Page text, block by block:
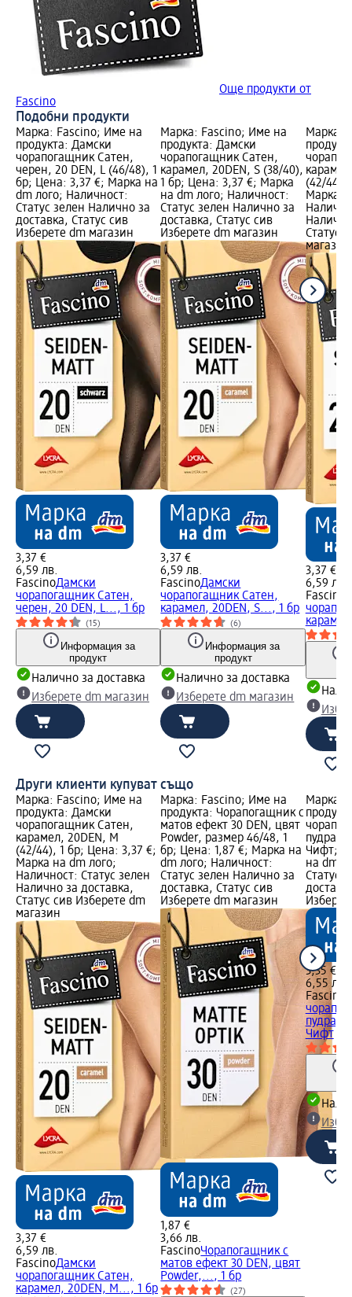
Още продукти от
Fascino
Подобни продукти
Марка: Fascino; Име на
продукта: Дамски
чорапогащник Сатен,
черен, 20 DEN, L (46/48), 1
бр; Цена: 3,37 €; Марка на
dm лого; Наличност:
Статус зелен Налично за
доставка, Статус сив
Изберете dm магазин
3,37 €
6,59 лв.
FascinoДамски
чорапогащник Сатен,
черен, 20 DEN, L..., 1 бр
(15)
Информация за
продукт
Налично за доставка
Изберете dm магазин
Марка: Fascino; Име на
продукта: Дамски
чорапогащник Сатен,
карамел, 20DEN, S (38/40),
1 бр; Цена: 3,37 €; Марка
на dm лого; Наличност:
Статус зелен Налично за
доставка, Статус сив
Изберете dm магазин
3,37 €
6,59 лв.
FascinoДамски
чорапогащник Сатен,
карамел, 20DEN, S..., 1 бр
(6)
Информация за
продукт
Налично за доставка
Изберете dm магазин
Марка:
(42/44),
Марка
Статус
магазин
3,37 €
6,59 лв.
Fascino
Други клиенти купуват също
Марка: Fascino; Име на
продукта: Дамски
чорапогащник Сатен,
карамел, 20DEN, М
(42/44), 1 бр; Цена: 3,37 €;
Марка на dm лого;
Наличност: Статус зелен
Налично за доставка,
Статус сив Изберете dm
магазин
3,37 €
6,59 лв.
FascinoДамски
чорапогащник Сатен,
карамел, 20DEN, М..., 1 бр
Марка: Fascino; Име на
продукта: Чорапогащник с
матов ефект 30 DEN, цвят
Powder, размер 46/48, 1
бр; Цена: 1,87 €; Марка на
dm лого; Наличност:
Статус зелен Налично за
доставка, Статус сив
Изберете dm магазин
1,87 €
3,66 лв.
FascinoЧорапогащник с
матов ефект 30 DEN, цвят
Powder,..., 1 бр
(27)
Марка:
пудра,
Чифт;
на dm
Статус
3,35 €
6,55 лв.
Fascino
пудра,
Чифт